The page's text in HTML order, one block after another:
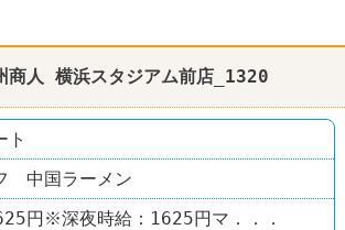
商人 横浜スタジアム前店_1320
ト
中国ラーメン
円※深夜時給：1625円マ．．．